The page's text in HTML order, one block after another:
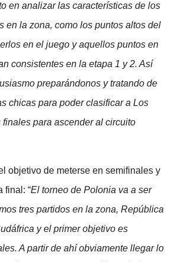
en analizar las características de los
en la zona, como los puntos altos del
en el juego y aquellos puntos en
consistentes en la etapa 1 y 2. Así
preparándonos y tratando de
chicas para poder clasificar a Los
para ascender al circuito
objetivo de meterse en semifinales y
final: “El torneo de Polonia va a ser
tres partidos en la zona, República
y el primer objetivo es
A partir de ahí obviamente llegar lo